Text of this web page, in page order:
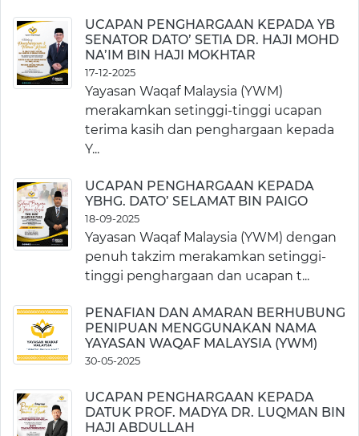
UCAPAN PENGHARGAAN KEPADA YB
SENATOR DATO’ SETIA DR. HAJI MOHD
NA’IM BIN HAJI MOKHTAR
17-12-2025
Yayasan Waqaf Malaysia (YWM)
merakamkan setinggi-tinggi ucapan
terima kasih dan penghargaan kepada
Y...
UCAPAN PENGHARGAAN KEPADA
YBHG. DATO’ SELAMAT BIN PAIGO
18-09-2025
Yayasan Waqaf Malaysia (YWM) dengan
penuh takzim merakamkan setinggi-
tinggi penghargaan dan ucapan t...
PENAFIAN DAN AMARAN BERHUBUNG
PENIPUAN MENGGUNAKAN NAMA
YAYASAN WAQAF MALAYSIA (YWM)
30-05-2025
UCAPAN PENGHARGAAN KEPADA
DATUK PROF. MADYA DR. LUQMAN BIN
HAJI ABDULLAH